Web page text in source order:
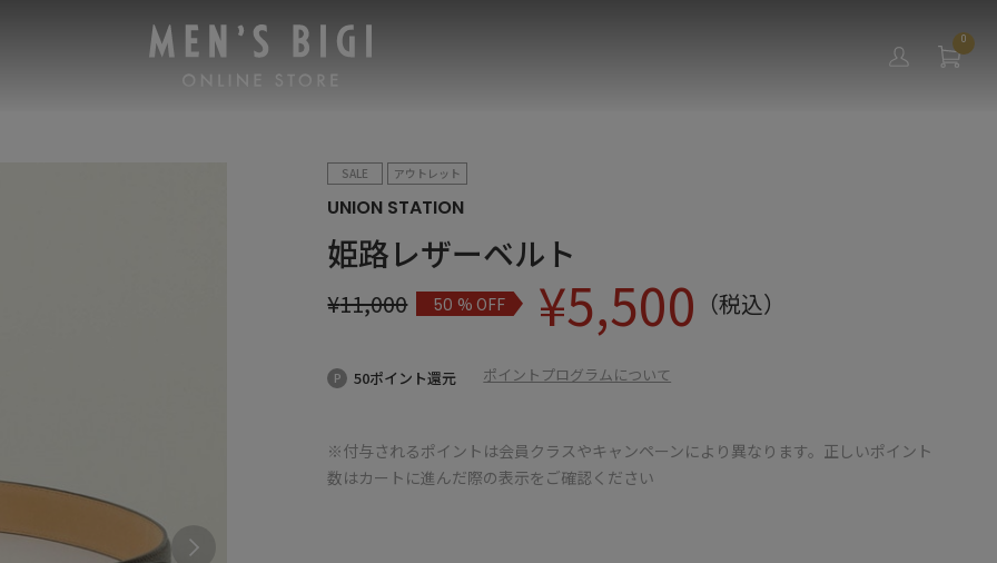
0
SALE アウトレット
UNION STATION
姫路レザーベルト
¥11,000 50% OFF ¥5,500 （税込）
50ポイント還元 ポイントプログラムについて
※付与されるポイントは会員クラスやキャンペーンにより異なります。正しいポイント
数はカートに進んだ際の表示をご確認ください